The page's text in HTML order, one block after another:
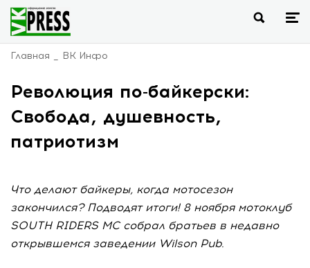
Главная ВК Инфо
Революция по-байкерски:
Свобода, душевность,
патриотизм
Что делают байкеры, когда мотосезон
закончился? Подводят итоги! 8 ноября мотоклуб
SOUTH RIDERS MC собрал братьев в недавно
открывшемся заведении Wilson Pub.